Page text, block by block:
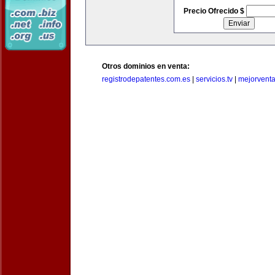
Precio Ofrecido $
Otros dominios en venta:
registrodepatentes.com.es
servicios.tv